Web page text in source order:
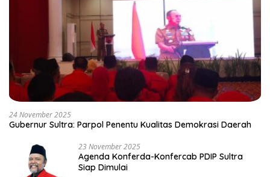
24 November 2025
Gubernur Sultra: Parpol Penentu Kualitas Demokrasi Daerah
23 November 2025
Agenda Konferda-Konfercab PDIP Sultra
Siap Dimulai